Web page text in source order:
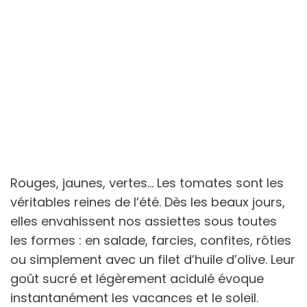
Rouges, jaunes, vertes… Les tomates sont les
véritables reines de l’été. Dès les beaux jours,
elles envahissent nos assiettes sous toutes
les formes : en salade, farcies, confites, rôties
ou simplement avec un filet d’huile d’olive. Leur
goût sucré et légèrement acidulé évoque
instantanément les vacances et le soleil.